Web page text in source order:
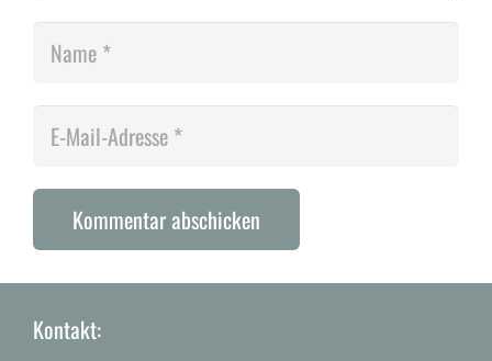
Kommentar abschicken
Kontakt: